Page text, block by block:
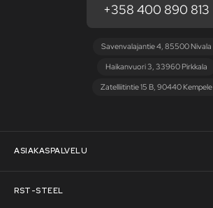
+358 400 890 813
Savenvalajantie 4, 85500 Nivala
Haikanvuori 3, 33960 Pirkkala
Zatelliitintie 15 B, 90440 Kempele
ASIAKASPALVELU
Asiakaspalvelu
RST-STEEL